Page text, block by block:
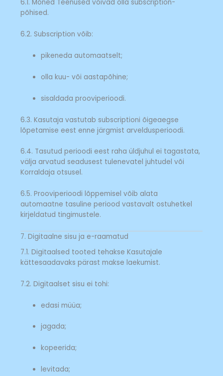
6.1. Mõned Teenused võivad olla subscription-
põhised.
6.2. Subscription võib:
pikeneda automaatselt;
olla kuu- või aastapõhine;
sisaldada prooviperioodi.
6.3. Kasutaja vastutab subscriptioni õigeaegse
lõpetamise eest enne järgmist arveldusperioodi.
6.4. Tasutud perioodi eest raha üldjuhul ei tagastata,
välja arvatud seadusest tulenevatel juhtudel või
Korraldaja otsusel.
6.5. Prooviperioodi lõppemisel võib alata
automaatne tasuline periood vastavalt ostuhetkel
kirjeldatud tingimustele.
7. Digitaalne sisu ja e-raamatud
7.1. Digitaalsed tooted tehakse Kasutajale
kättesaadavaks pärast makse laekumist.
7.2. Digitaalset sisu ei tohi:
edasi müüa;
jagada;
kopeerida;
levitada;